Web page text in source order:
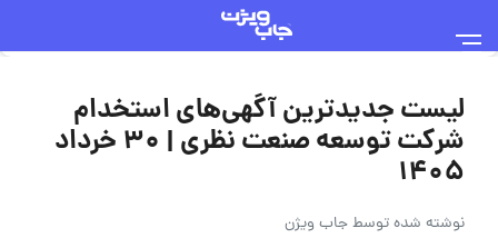
لیست جدیدترین آگهی‌های استخدام
شرکت توسعه صنعت نظری | ۳۰ خرداد
۱۴۰۵
نوشته شده توسطجاب ویژن